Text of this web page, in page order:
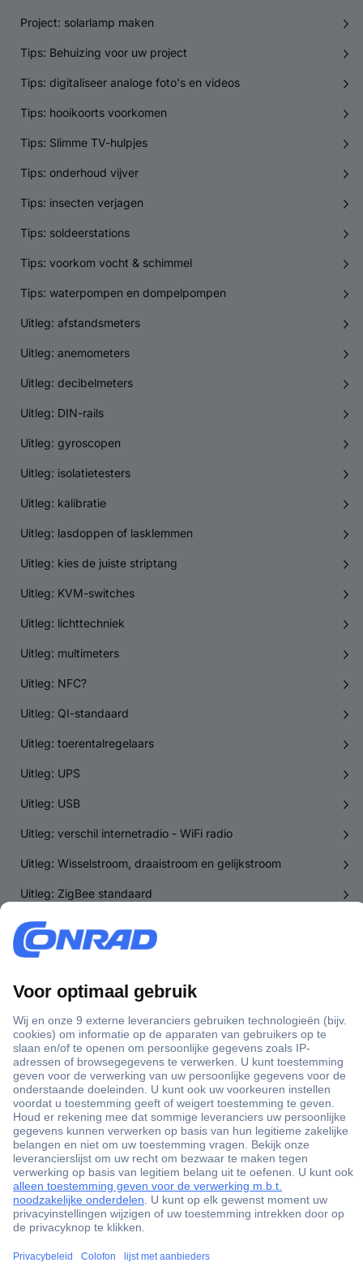
Project: solarlamp maken
Tips: Behuizing voor uw project
Tips: digitaliseer analoge foto's en videos
Tips: hooikoorts voorkomen
Tips: Slimme TV-hulpjes
Tips: onderhoud vijver
Tips: insecten verjagen
Tips: soldeerstations
Tips: voorkom vocht & schimmel
Tips: waterpompen en dompelpompen
Uitleg: afstandsmeters
Uitleg: anemometers
Uitleg: decibelmeters
Uitleg: DIN-rails
Uitleg: gyroscopen
Uitleg: isolatietesters
Uitleg: kalibratie
Uitleg: lasdoppen of lasklemmen
Uitleg: kies de juiste striptang
Uitleg: KVM-switches
Uitleg: lichttechniek
Uitleg: multimeters
Uitleg: NFC?
Uitleg: QI-standaard
Uitleg: toerentalregelaars
Uitleg: UPS
Uitleg: USB
Uitleg: verschil internetradio - WiFi radio
Uitleg: Wisselstroom, draaistroom en gelijkstroom
Uitleg: ZigBee standaard
Tips: LED-strips
Tips: Lichtslangen
Outdoor: voor- en achterdeur verlichting
Outdoor: LED buitenwandlampen
Uitleg: alles over LED lampen
Tips: brandpreventie
Uitleg: koolmonoxidevergiftiging
Uitleg: elektrische vloerverwarming
Tips: extra warmte tijdens koude dagen
Outdoor: Voordelen van krachtige Brushless motoren
Tips: Welke boormachine heb ik waarvoor nodig?
Uitleg: alles over energiekostenmeters